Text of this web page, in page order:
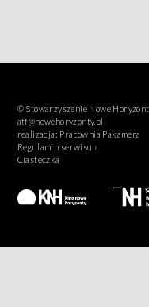
© Stowarzyszenie Nowe
aff@nowehoryzonty.pl
realizacja: Pracownia Pakamera
Regulamin serwisu ›
Ciasteczka